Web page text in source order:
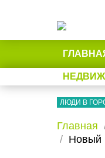
ЛЮДИ В
Главная
Новый